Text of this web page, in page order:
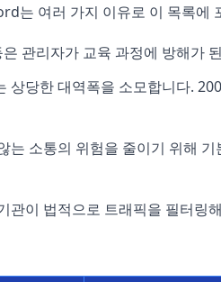
는 여러 가지 이유로 이 목록에
관리자가 교육 과정에 방해가
상당한 대역폭을 소모합니다.
는 소통의 위험을 줄이기 위해
관이 법적으로 트래픽을 필터링